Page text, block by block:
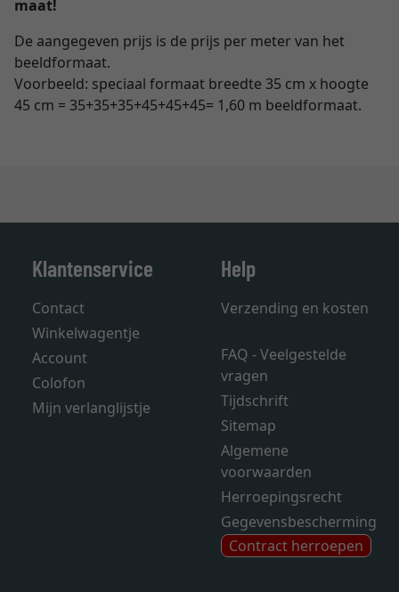
maat!
De aangegeven prijs is de prijs per meter van het
beeldformaat.
Voorbeeld: speciaal formaat breedte 35 cm x hoogte
45 cm = 35+35+35+45+45+45= 1,60 m beeldformaat.
Klantenservice
Contact
Winkelwagentje
Account
Colofon
Mijn verlanglijstje
Help
Verzending en kosten
FAQ - Veelgestelde
vragen
Tijdschrift
Sitemap
Algemene
voorwaarden
Herroepingsrecht
Gegevensbescherming
Contract herroepen